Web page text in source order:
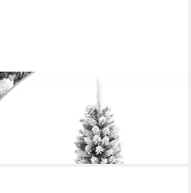
Weihnachtsbaum Schlank mit
(1 St)
dir